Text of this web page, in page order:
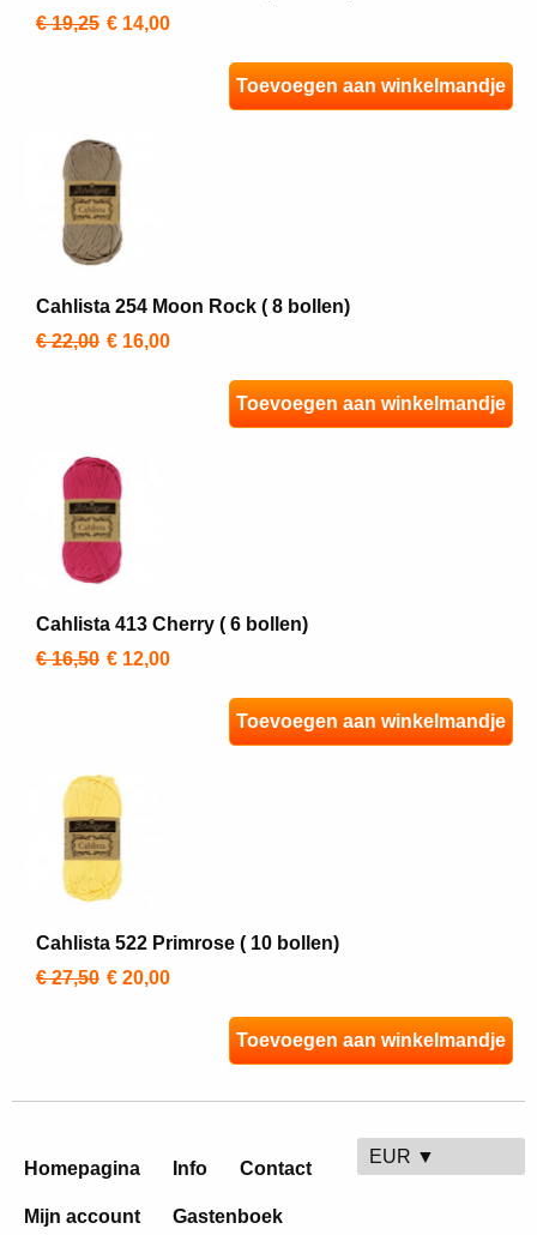
€ 19,25 € 14,00
Toevoegen aan winkelmandje
Cahlista 254 Moon Rock ( 8 bollen)
€ 22,00 € 16,00
Toevoegen aan winkelmandje
Cahlista 413 Cherry ( 6 bollen)
€ 16,50 € 12,00
Toevoegen aan winkelmandje
Cahlista 522 Primrose ( 10 bollen)
€ 27,50 € 20,00
Toevoegen aan winkelmandje
Homepagina Info Contact
Mijn account Gastenboek
EUR ▼